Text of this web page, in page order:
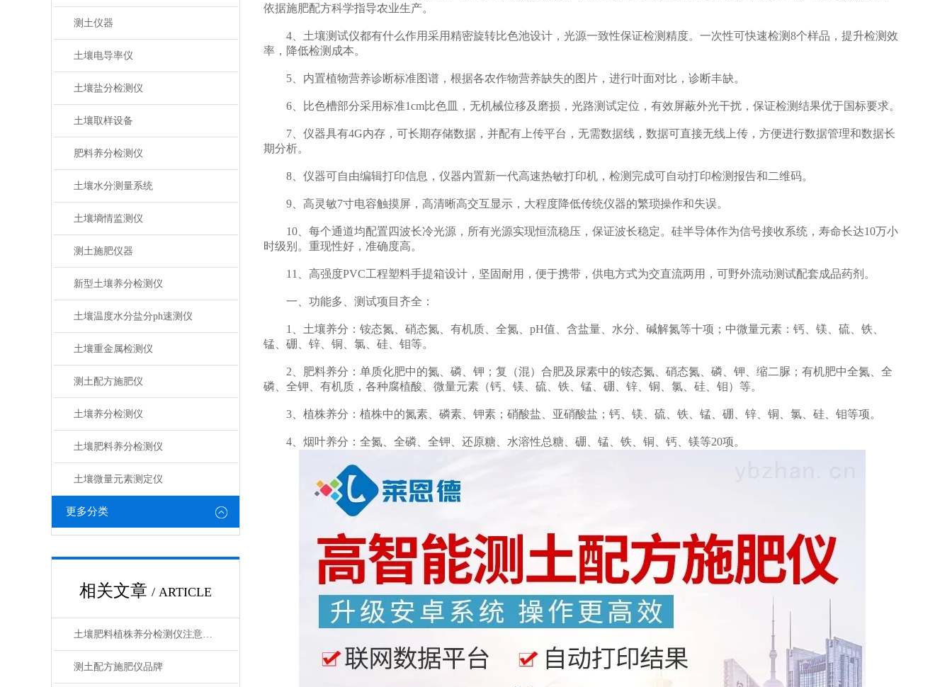
测土仪器
土壤电导率仪
土壤盐分检测仪
土壤取样设备
肥料养分检测仪
土壤水分测量系统
土壤墒情监测仪
测土施肥仪器
新型土壤养分检测仪
土壤温度水分盐分ph速测仪
土壤重金属检测仪
测土配方施肥仪
土壤养分检测仪
土壤肥料养分检测仪​
土壤微量元素测定仪
更多分类
相关文章 / ARTICLE
土壤肥料植株养分检测仪注意事项
测土配方施肥仪品牌
依据施肥配方科学指导农业生产。
4、土壤测试仪都有什么作用采用精密旋转比色池设计，光源一致性保证检测精度。一次性可快速检测8个样品，提升检测效
率，降低检测成本。
5、内置植物营养诊断标准图谱，根据各农作物营养缺失的图片，进行叶面对比，诊断丰缺。
6、比色槽部分采用标准1cm比色皿，无机械位移及磨损，光路测试定位，有效屏蔽外光干扰，保证检测结果优于国标要求。
7、仪器具有4G内存，可长期存储数据，并配有上传平台，无需数据线，数据可直接无线上传，方便进行数据管理和数据长
期分析。
8、仪器可自由编辑打印信息，仪器内置新一代高速热敏打印机，检测完成可自动打印检测报告和二维码。
9、高灵敏7寸电容触摸屏，高清晰高交互显示，大程度降低传统仪器的繁琐操作和失误。
10、每个通道均配置四波长冷光源，所有光源实现恒流稳压，保证波长稳定。硅半导体作为信号接收系统，寿命长达10万小
时级别。重现性好，准确度高。
11、高强度PVC工程塑料手提箱设计，坚固耐用，便于携带，供电方式为交直流两用，可野外流动测试配套成品药剂。
一、功能多、测试项目齐全：
1、土壤养分：铵态氮、硝态氮、有机质、全氮、pH值、含盐量、水分、碱解氮等十项；中微量元素：钙、镁、硫、铁、
锰、硼、锌、铜、氯、硅、钼等。
2、肥料养分：单质化肥中的氮、磷、钾；复（混）合肥及尿素中的铵态氮、硝态氮、磷、钾、缩二脲；有机肥中全氮、全
磷、全钾、有机质，各种腐植酸、微量元素（钙、镁、硫、铁、锰、硼、锌、铜、氯、硅、钼）等。
3、植株养分：植株中的氮素、磷素、钾素；硝酸盐、亚硝酸盐；钙、镁、硫、铁、锰、硼、锌、铜、氯、硅、钼等项。
4、烟叶养分：全氮、全磷、全钾、还原糖、水溶性总糖、硼、锰、铁、铜、钙、镁等20项。